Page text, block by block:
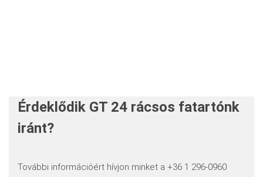
Érdeklődik GT 24 rácsos fatartónk
iránt?
További információért hívjon minket a +36 1 296-0960